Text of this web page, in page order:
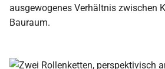
ausgewogenes Verhältnis zwischen
Bauraum.